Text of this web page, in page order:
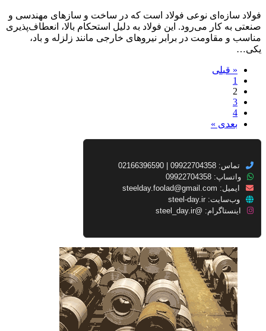
فولاد سازه‌ای نوعی فولاد است که در ساخت و سازهای مهندسی و
صنعتی به کار می‌رود. این فولاد به دلیل استحکام بالا، انعطاف‌پذیری
مناسب و مقاومت در برابر نیروهای خارجی مانند زلزله و باد،
یکی…
« قبلی
1
2
3
4
بعدی »
تماس: 09922704358 | 02166396590
واتساپ: 09922704358
ایمیل: steelday.foolad@gmail.com
وب‌سایت: steel-day.ir
اینستاگرام: @steel_day.ir